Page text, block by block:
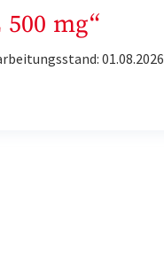
mg“
01.08.2026